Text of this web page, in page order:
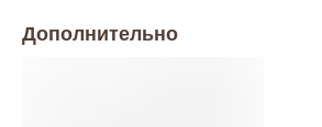
Дополнительно